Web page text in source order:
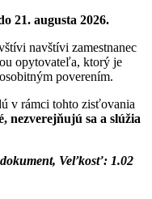
21. augusta 2026.
navštívi zamestnanec
opytovateľa, ktorý je
poverením.
v rámci tohto zisťovania
nezverejňujú sa a slúžia
Veľkosť: 1.02